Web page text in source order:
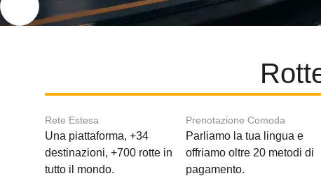
Rete Estesa
Una piattaforma, +34
destinazioni, +700 rotte in
tutto il mondo.
Prenotazione Comoda
Parliamo la tua lingua e
offriamo oltre 20 metodi di
pagamento.